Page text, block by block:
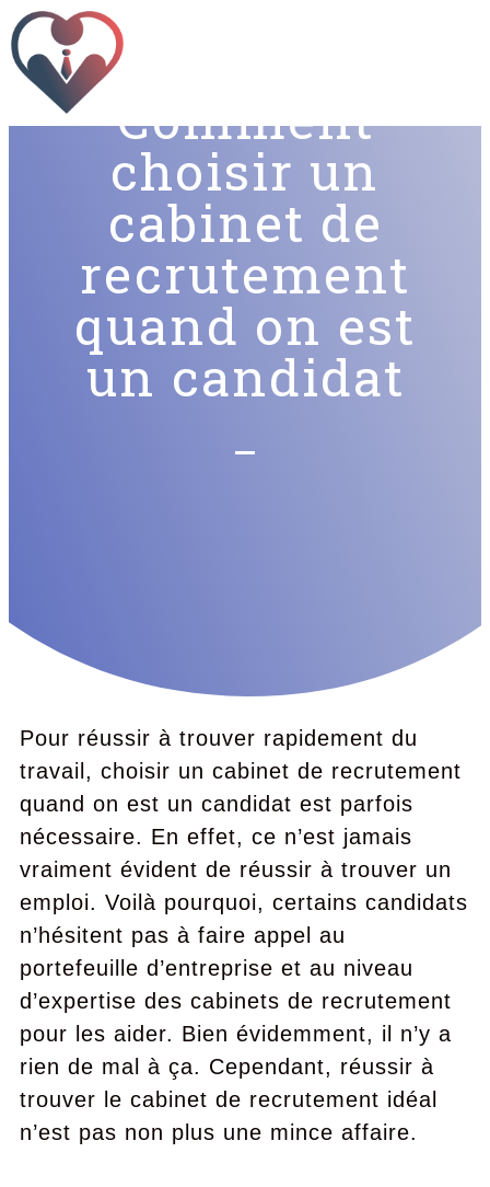
Comment
choisir un
cabinet de
recrutement
quand on est
un candidat
Pour réussir à trouver rapidement du
travail, choisir un cabinet de recrutement
quand on est un candidat est parfois
nécessaire. En effet, ce n’est jamais
vraiment évident de réussir à trouver un
emploi. Voilà pourquoi, certains candidats
n’hésitent pas à faire appel au
portefeuille d’entreprise et au niveau
d’expertise des cabinets de recrutement
pour les aider. Bien évidemment, il n’y a
rien de mal à ça. Cependant, réussir à
trouver le cabinet de recrutement idéal
n’est pas non plus une mince affaire.